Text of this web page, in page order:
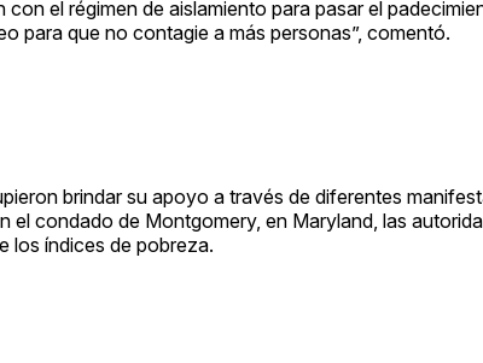
el régimen de aislamiento para pasar el
para que no contagie a más personas”, comentó.
brindar su apoyo a través de diferentes
el condado de Montgomery, en Maryland, las
los índices de pobreza.